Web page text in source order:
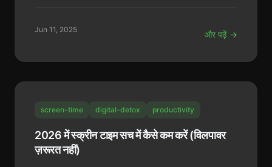
Jun 11, 2025 और पढ़ें →
screen-time digital-detox productivity
2026 में स्क्रीन टाइम सच में कैसे कम करें (विलपावर
ज़रूरत नहीं)